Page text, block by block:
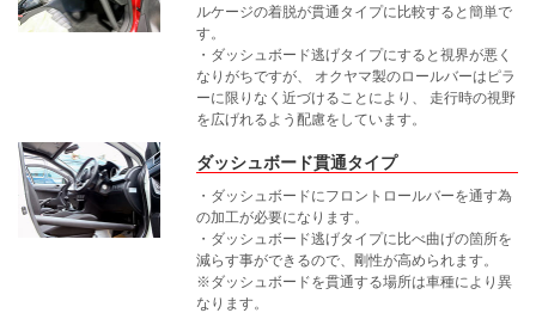
ルケージの着脱が貫通タイプに比較すると簡単で
す。
・ダッシュボード逃げタイプにすると視界が悪く
なりがちですが、 オクヤマ製のロールバーはピラ
ーに限りなく近づけることにより、 走行時の視野
を広げれるよう配慮をしています。
ダッシュボード貫通タイプ
・ダッシュボードにフロントロールバーを通す為
の加工が必要になります。
・ダッシュボード逃げタイプに比べ曲げの箇所を
減らす事ができるので、剛性が高められます。
※ダッシュボードを貫通する場所は車種により異
なります。